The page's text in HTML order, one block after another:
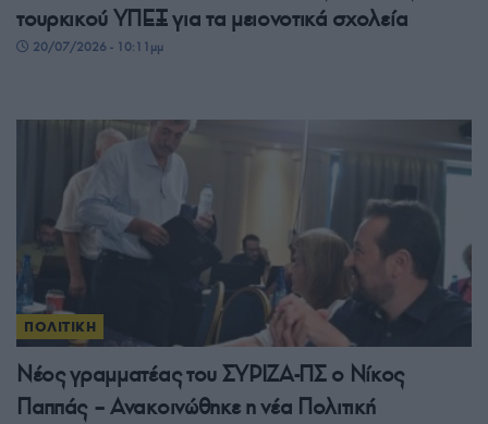
τουρκικού ΥΠΕΞ για τα μειονοτικά σχολεία
20/07/2026 - 10:11μμ
ΠΟΛΙΤΙΚΗ
Νέος γραμματέας του ΣΥΡΙΖΑ-ΠΣ ο Νίκος
Παππάς – Ανακοινώθηκε η νέα Πολιτική